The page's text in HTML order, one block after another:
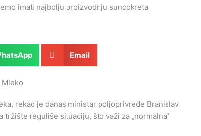
imati najbolju proizvodnju suncokreta
Email
rekao je danas ministar poljoprivrede Branislav
reguliše situaciju, što važi za „normalna“